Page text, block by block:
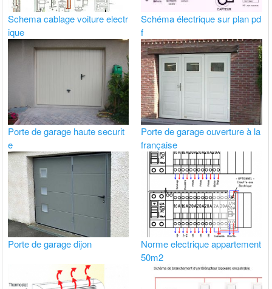
Schema cablage voiture electr
ique
Schéma électrique sur plan pd
f
Porte de garage haute securit
e
Porte de garage ouverture à la
française
Porte de garage dijon
Norme electrique appartement
50m2